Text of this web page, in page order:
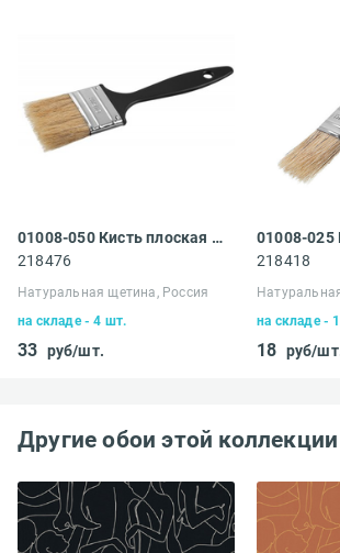
01008-050 Кисть плоская Сибин
218476
Натуральная щетина, Россия
на складе - 4 шт.
33 руб/шт.
218418
на складе -
18 руб/
Другие обои этой коллекции